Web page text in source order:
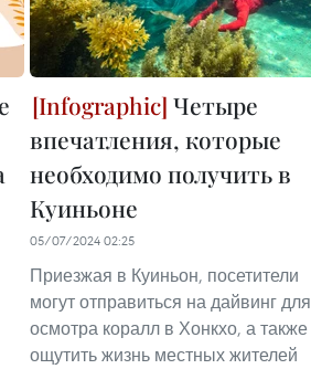
Четыре
впечатления, которые
необходимо получить в
Куиньоне
05/07/2024 02:25
Приезжая в Куиньон, посетители
могут отправиться на дайвинг для
осмотра коралл в Хонкхо, а также
ощутить жизнь местных жителей